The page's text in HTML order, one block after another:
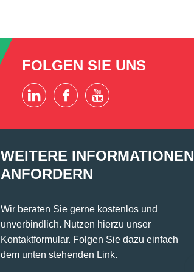
FOLGEN SIE UNS
WEITERE INFORMATIONEN
ANFORDERN
Wir beraten Sie gerne kostenlos und
unverbindlich. Nutzen hierzu unser
Kontaktformular. Folgen Sie dazu einfach
dem unten stehenden Link.